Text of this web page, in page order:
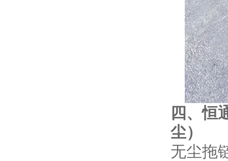
四、恒
尘）
无尘拖